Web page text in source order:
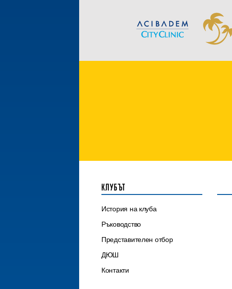
КЛУБЪТ
История на клуба
Ръководство
Представителен отбор
ДЮШ
Контакти